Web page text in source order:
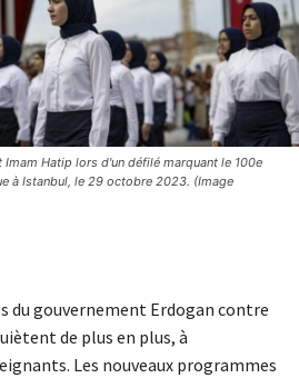
Hatip lors d'un défilé marquant le 100e
à Istanbul, le 29 octobre 2023. (Image
du gouvernement Erdogan contre
de plus en plus, à
Les nouveaux programmes